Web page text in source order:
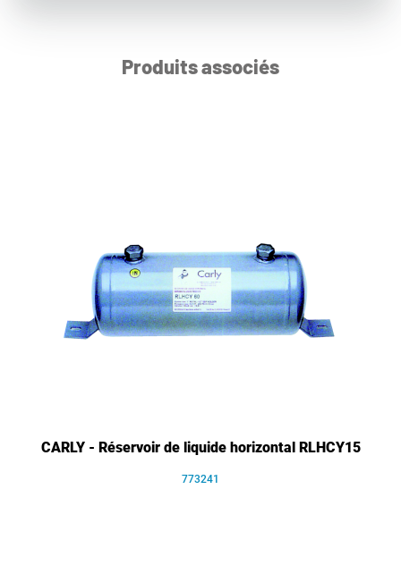
Produits associés
CARLY - Réservoir de liquide horizontal RLHCY15
773241